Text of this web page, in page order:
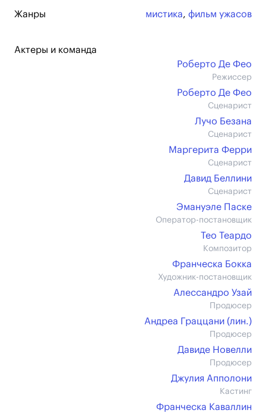
Жанры мистика, фильм ужасов
Актеры и команда
Роберто Де Фео
Режиссер
Роберто Де Фео
Сценарист
Лучо Безана
Сценарист
Маргерита Ферри
Сценарист
Давид Беллини
Сценарист
Эмануэле Паске
Оператор-постановщик
Тео Теардо
Композитор
Франческа Бокка
Художник-постановщик
Алессандро Узай
Продюсер
Андреа Граццани (лин.)
Продюсер
Давиде Новелли
Продюсер
Джулия Апполони
Кастинг
Франческа Каваллин